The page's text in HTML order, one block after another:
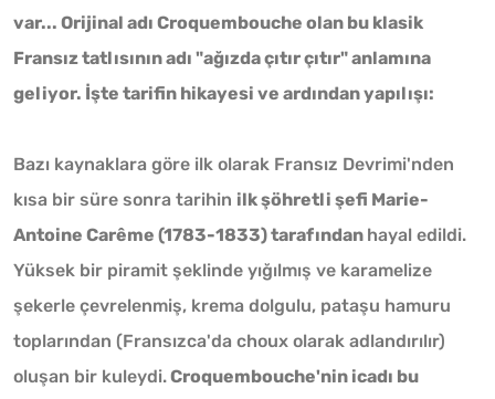
var... Orijinal adı Croquembouche olan bu klasik
Fransız tatlısının adı "ağızda çıtır çıtır" anlamına
geliyor. İşte tarifin hikayesi ve ardından yapılışı:
Bazı kaynaklara göre ilk olarak Fransız Devrimi'nden
kısa bir süre sonra tarihin ilk şöhretli şefi Marie-
Antoine Carême (1783-1833) tarafından hayal edildi.
Yüksek bir piramit şeklinde yığılmış ve karamelize
şekerle çevrelenmiş, krema dolgulu, pataşu hamuru
toplarından (Fransızca'da choux olarak adlandırılır)
oluşan bir kuleydi.Croquembouche'nin icadı bu